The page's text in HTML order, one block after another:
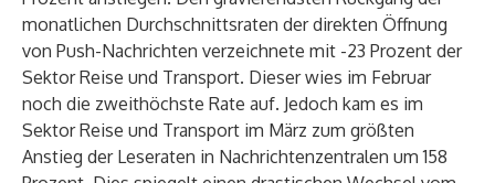
monatlichen Durchschnittsraten der direkten Öffnung
von Push-Nachrichten verzeichnete mit -23 Prozent der
Sektor Reise und Transport. Dieser wies im Februar
noch die zweithöchste Rate auf. Jedoch kam es im
Sektor Reise und Transport im März zum größten
Anstieg der Leseraten in Nachrichtenzentralen um 158